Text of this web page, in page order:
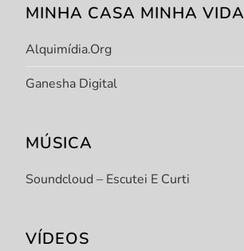
MINHA CASA MINHA VIDA
Alquimídia.org
Ganesha Digital
MÚSICA
Soundcloud – Escutei E Curti
VÍDEOS